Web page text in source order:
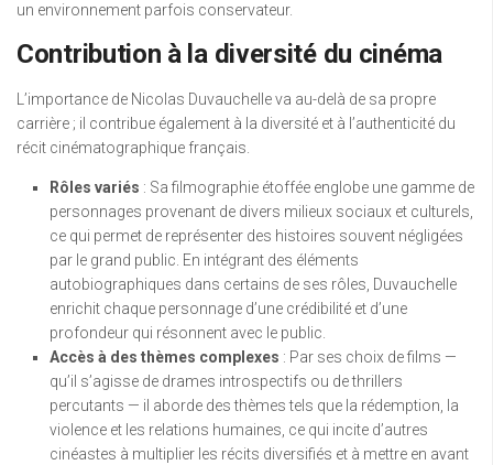
un environnement parfois conservateur.
Contribution à la diversité du cinéma
L’importance de Nicolas Duvauchelle va au-delà de sa propre
carrière ; il contribue également à la diversité et à l’authenticité du
récit cinématographique français.
Rôles variés : Sa filmographie étoffée englobe une gamme de
personnages provenant de divers milieux sociaux et culturels,
ce qui permet de représenter des histoires souvent négligées
par le grand public. En intégrant des éléments
autobiographiques dans certains de ses rôles, Duvauchelle
enrichit chaque personnage d’une crédibilité et d’une
profondeur qui résonnent avec le public.
Accès à des thèmes complexes : Par ses choix de films —
qu’il s’agisse de drames introspectifs ou de thrillers
percutants — il aborde des thèmes tels que la rédemption, la
violence et les relations humaines, ce qui incite d’autres
cinéastes à multiplier les récits diversifiés et à mettre en avant